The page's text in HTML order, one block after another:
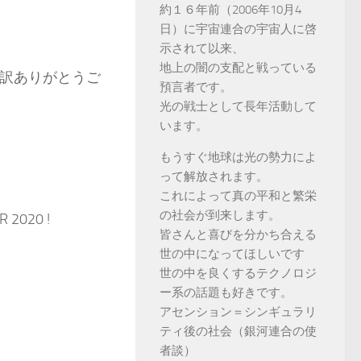
ありがとうご
2020 !
約１６年前（2006年10月4
日）に宇宙連合の宇宙人に啓
示されて以来、
地上の闇の支配と戦っている
預言者です。
光の戦士として長年活動して
います。
もうすぐ地球は光の勢力によ
って解放されます。
これによって真の平和と繁栄
の社会が到来します。
皆さんと喜びを分かち合える
世の中になってほしいです
世の中を良くするテクノロジ
ー系の話題も好きです。
アセンション＝シンギュラリ
ティ後の社会（銀河連合の使
者談）